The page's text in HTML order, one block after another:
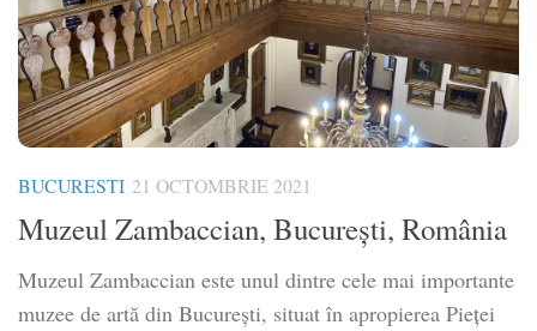
BUCURESTI 21 OCTOMBRIE 2021
Muzeul Zambaccian, București, România
Muzeul Zambaccian este unul dintre cele mai importante
muzee de artă din București, situat în apropierea Pieței